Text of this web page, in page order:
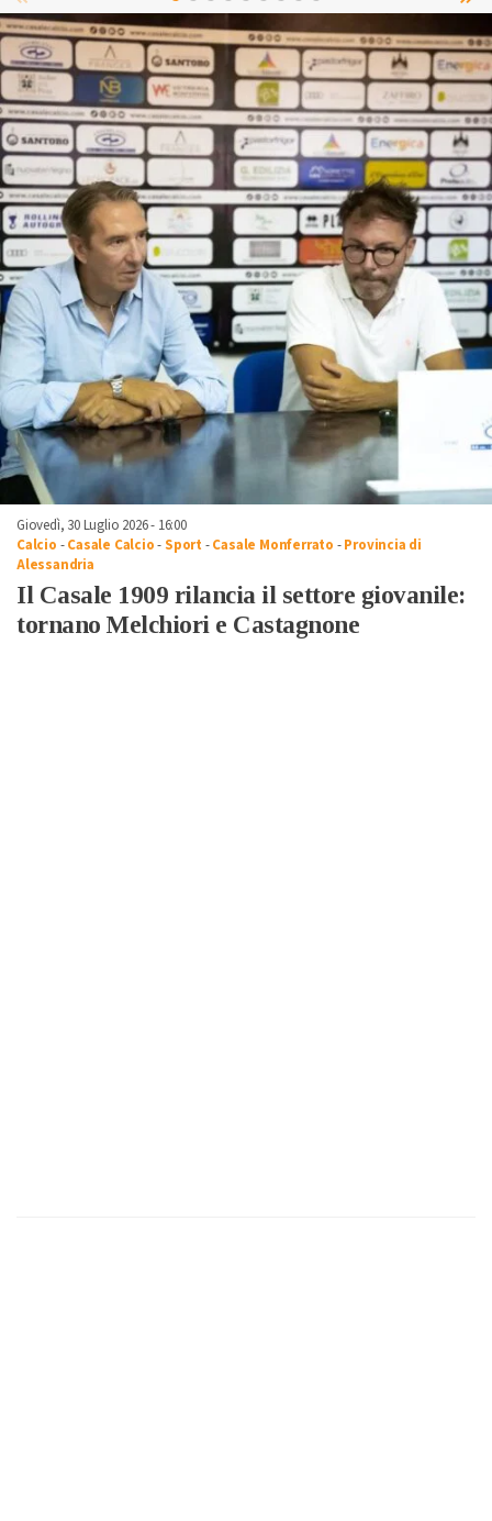
Giovedì, 30 Luglio 2026 - 16:00
Calcio -Casale Calcio-Sport -Casale Monferrato -Provincia di
Alessandria
Il Casale 1909 rilancia il settore giovanile:
tornano Melchiori e Castagnone